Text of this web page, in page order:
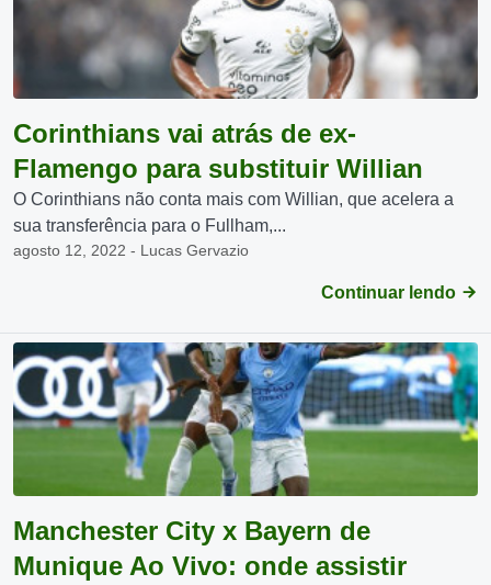
Corinthians vai atrás de ex-
Flamengo para substituir Willian
O Corinthians não conta mais com Willian, que acelera a
sua transferência para o Fullham,...
agosto 12, 2022 - Lucas Gervazio
Continuar lendo
Manchester City x Bayern de
Munique Ao Vivo: onde assistir